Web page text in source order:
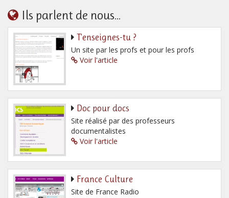
Ils parlent de nous...
T’enseignes-tu ?
Un site par les profs et pour les profs
Voir l'article
Doc pour docs
Site réalisé par des professeurs
documentalistes
Voir l'article
France Culture
Site de France Radio